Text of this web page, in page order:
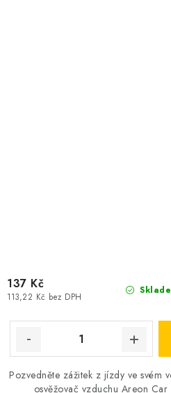
113,22 Kč bez DPH
137 Kč
Pozvedněte zážitek z jízdy ve svém
osvěžovač vzduchu Areon